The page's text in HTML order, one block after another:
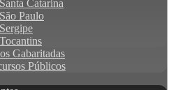
Catarina
Paulo
Gabaritadas
Públicos